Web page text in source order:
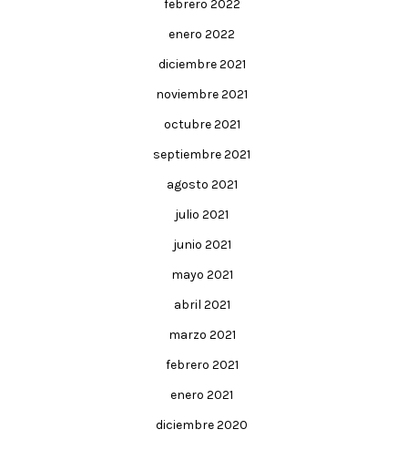
febrero 2022
enero 2022
diciembre 2021
noviembre 2021
octubre 2021
septiembre 2021
agosto 2021
julio 2021
junio 2021
mayo 2021
abril 2021
marzo 2021
febrero 2021
enero 2021
diciembre 2020